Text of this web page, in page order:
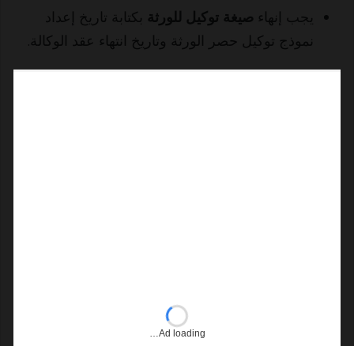
يجب إنهاء صيغة توكيل للورثة بكتابة تاريخ إعداد
نموذج توكيل حصر الورثة وتاريخ انتهاء عقد الوكالة.
Ad loading…